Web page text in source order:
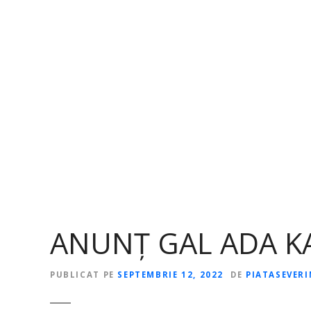
ANUNȚ GAL ADA
PUBLICAT PE SEPTEMBRIE 12, 2022 DE